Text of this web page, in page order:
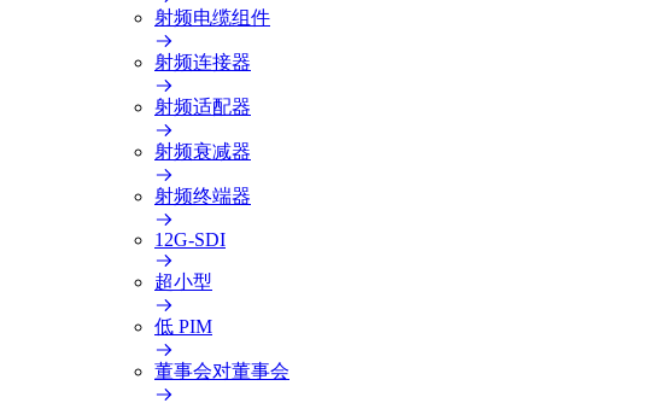
射频电缆组件
射频连接器
射频适配器
射频衰减器
射频终端器
12G-SDI
超小型
低 PIM
董事会对董事会